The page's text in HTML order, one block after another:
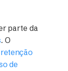
parte da
. O
de